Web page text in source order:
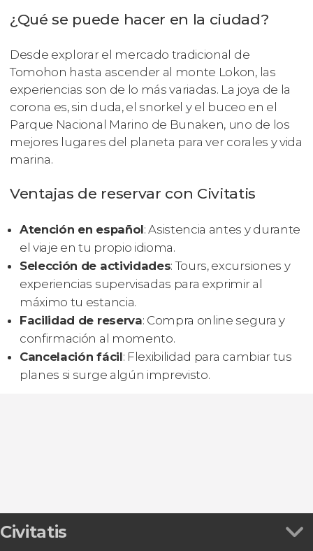
¿Qué se puede hacer en la ciudad?
Desde explorar el mercado tradicional de
Tomohon hasta ascender al monte Lokon, las
experiencias son de lo más variadas. La joya de la
corona es, sin duda, el snorkel y el buceo en el
Parque Nacional Marino de Bunaken, uno de los
mejores lugares del planeta para ver corales y vida
marina.
Ventajas de reservar con Civitatis
Atención en español: Asistencia antes y durante
el viaje en tu propio idioma.
Selección de actividades: Tours, excursiones y
experiencias supervisadas para exprimir al
máximo tu estancia.
Facilidad de reserva: Compra online segura y
confirmación al momento.
Cancelación fácil: Flexibilidad para cambiar tus
planes si surge algún imprevisto.
Civitatis